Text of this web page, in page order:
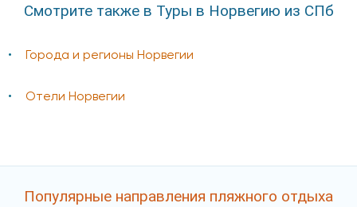
Смотрите также в Туры в Норвегию из СПб
Города и регионы Норвегии
Отели Норвегии
Популярные направления пляжного отдыха